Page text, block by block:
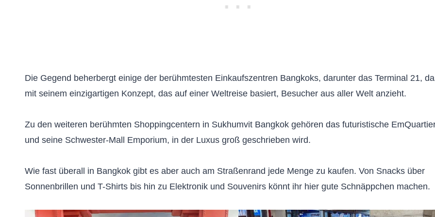
Die Gegend beherbergt einige der berühmtesten Einkaufszentren Bangkoks, darunter das Terminal 21,
mit seinem einzigartigen Konzept, das auf einer Weltreise basiert, Besucher aus aller Welt anzieht.
Zu den weiteren berühmten Shoppingcentern in Sukhumvit Bangkok gehören das futuristische
und seine Schwester-Mall Emporium, in der Luxus groß geschrieben wird.
Wie fast überall in Bangkok gibt es aber auch am Straßenrand jede Menge zu kaufen. Von Snacks über
Sonnenbrillen und T-Shirts bis hin zu Elektronik und Souvenirs könnt ihr hier gute Schnäppchen machen.